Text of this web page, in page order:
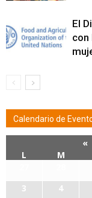
El
con
Calendario de
«
L
M
3
4